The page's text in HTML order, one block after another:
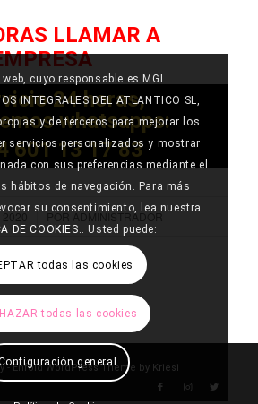
LLAMAR A
24 horas,
whatsapps:
601 13 17 83
2020 PORADMINISTRADOR
-Enfold WordPress Theme by Kriesi
cuyo responsable es MGL
INTEGRALES DEL ATLANTICO SL,
y de terceros para mejorar los
servicios personalizados y mostrar
con sus preferencias mediante el
hábitos de navegación. Para más
su consentimiento, lea nuestra
DE COOKIES.. Usted puede:
todas las cookies
todas las cookies
general